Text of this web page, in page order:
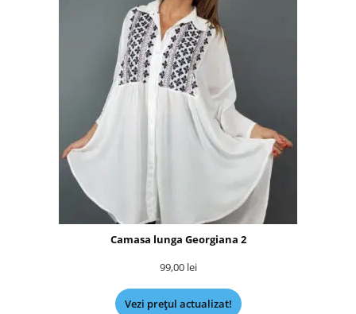
Camasa lunga Georgiana 2
99,00 lei
Vezi prețul actualizat!